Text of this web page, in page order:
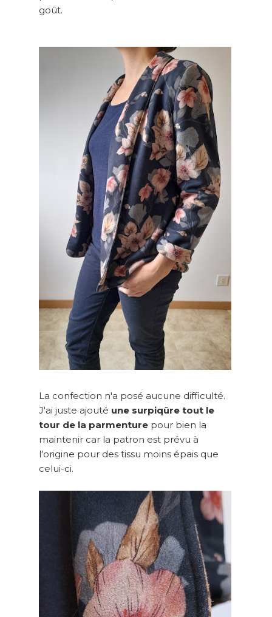
goût.
La confection n'a posé aucune difficulté.
J'ai juste ajouté une surpiqûre tout le
tour de la parmenture pour bien la
maintenir car la patron est prévu à
l'origine pour des tissu moins épais que
celui-ci.